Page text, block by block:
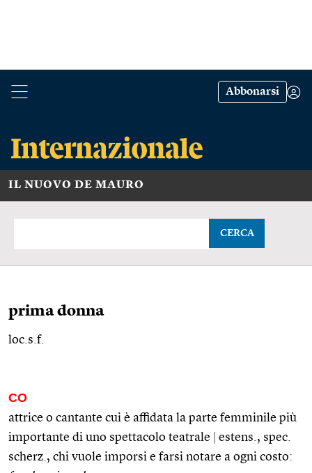
Abbonarsi
IL NUOVO DE MAURO
CERCA
prima donna
loc.s.f.
CO
attrice o cantante cui è affidata la parte femminile più
importante di uno spettacolo teatrale
estens. , spec.
scherz. , chi vuole imporsi e farsi notare a ogni costo: